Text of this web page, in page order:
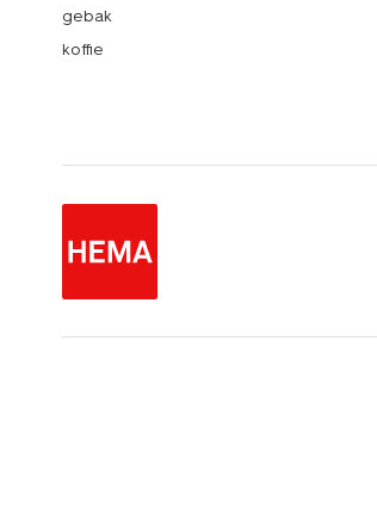
gebak
koffie